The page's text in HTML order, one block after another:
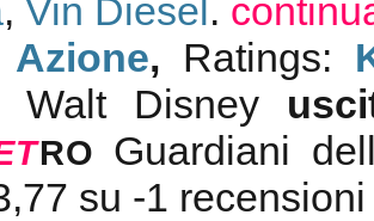
, Vin Diesel.
Azione, Ratings:
Disney
TRO Guardiani
su -1